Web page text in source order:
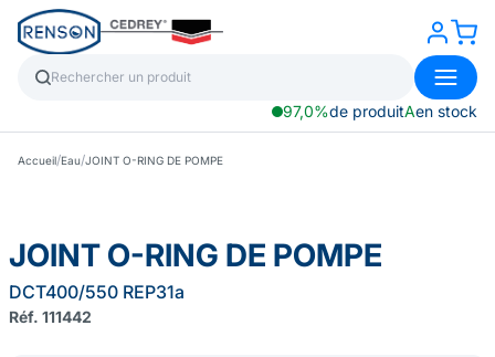
97,0%de produitAen stock
Accueil/Eau/JOINT O-RING DE POMPE
JOINT O-RING DE POMPE
DCT400/550 REP31a
Réf. 111442